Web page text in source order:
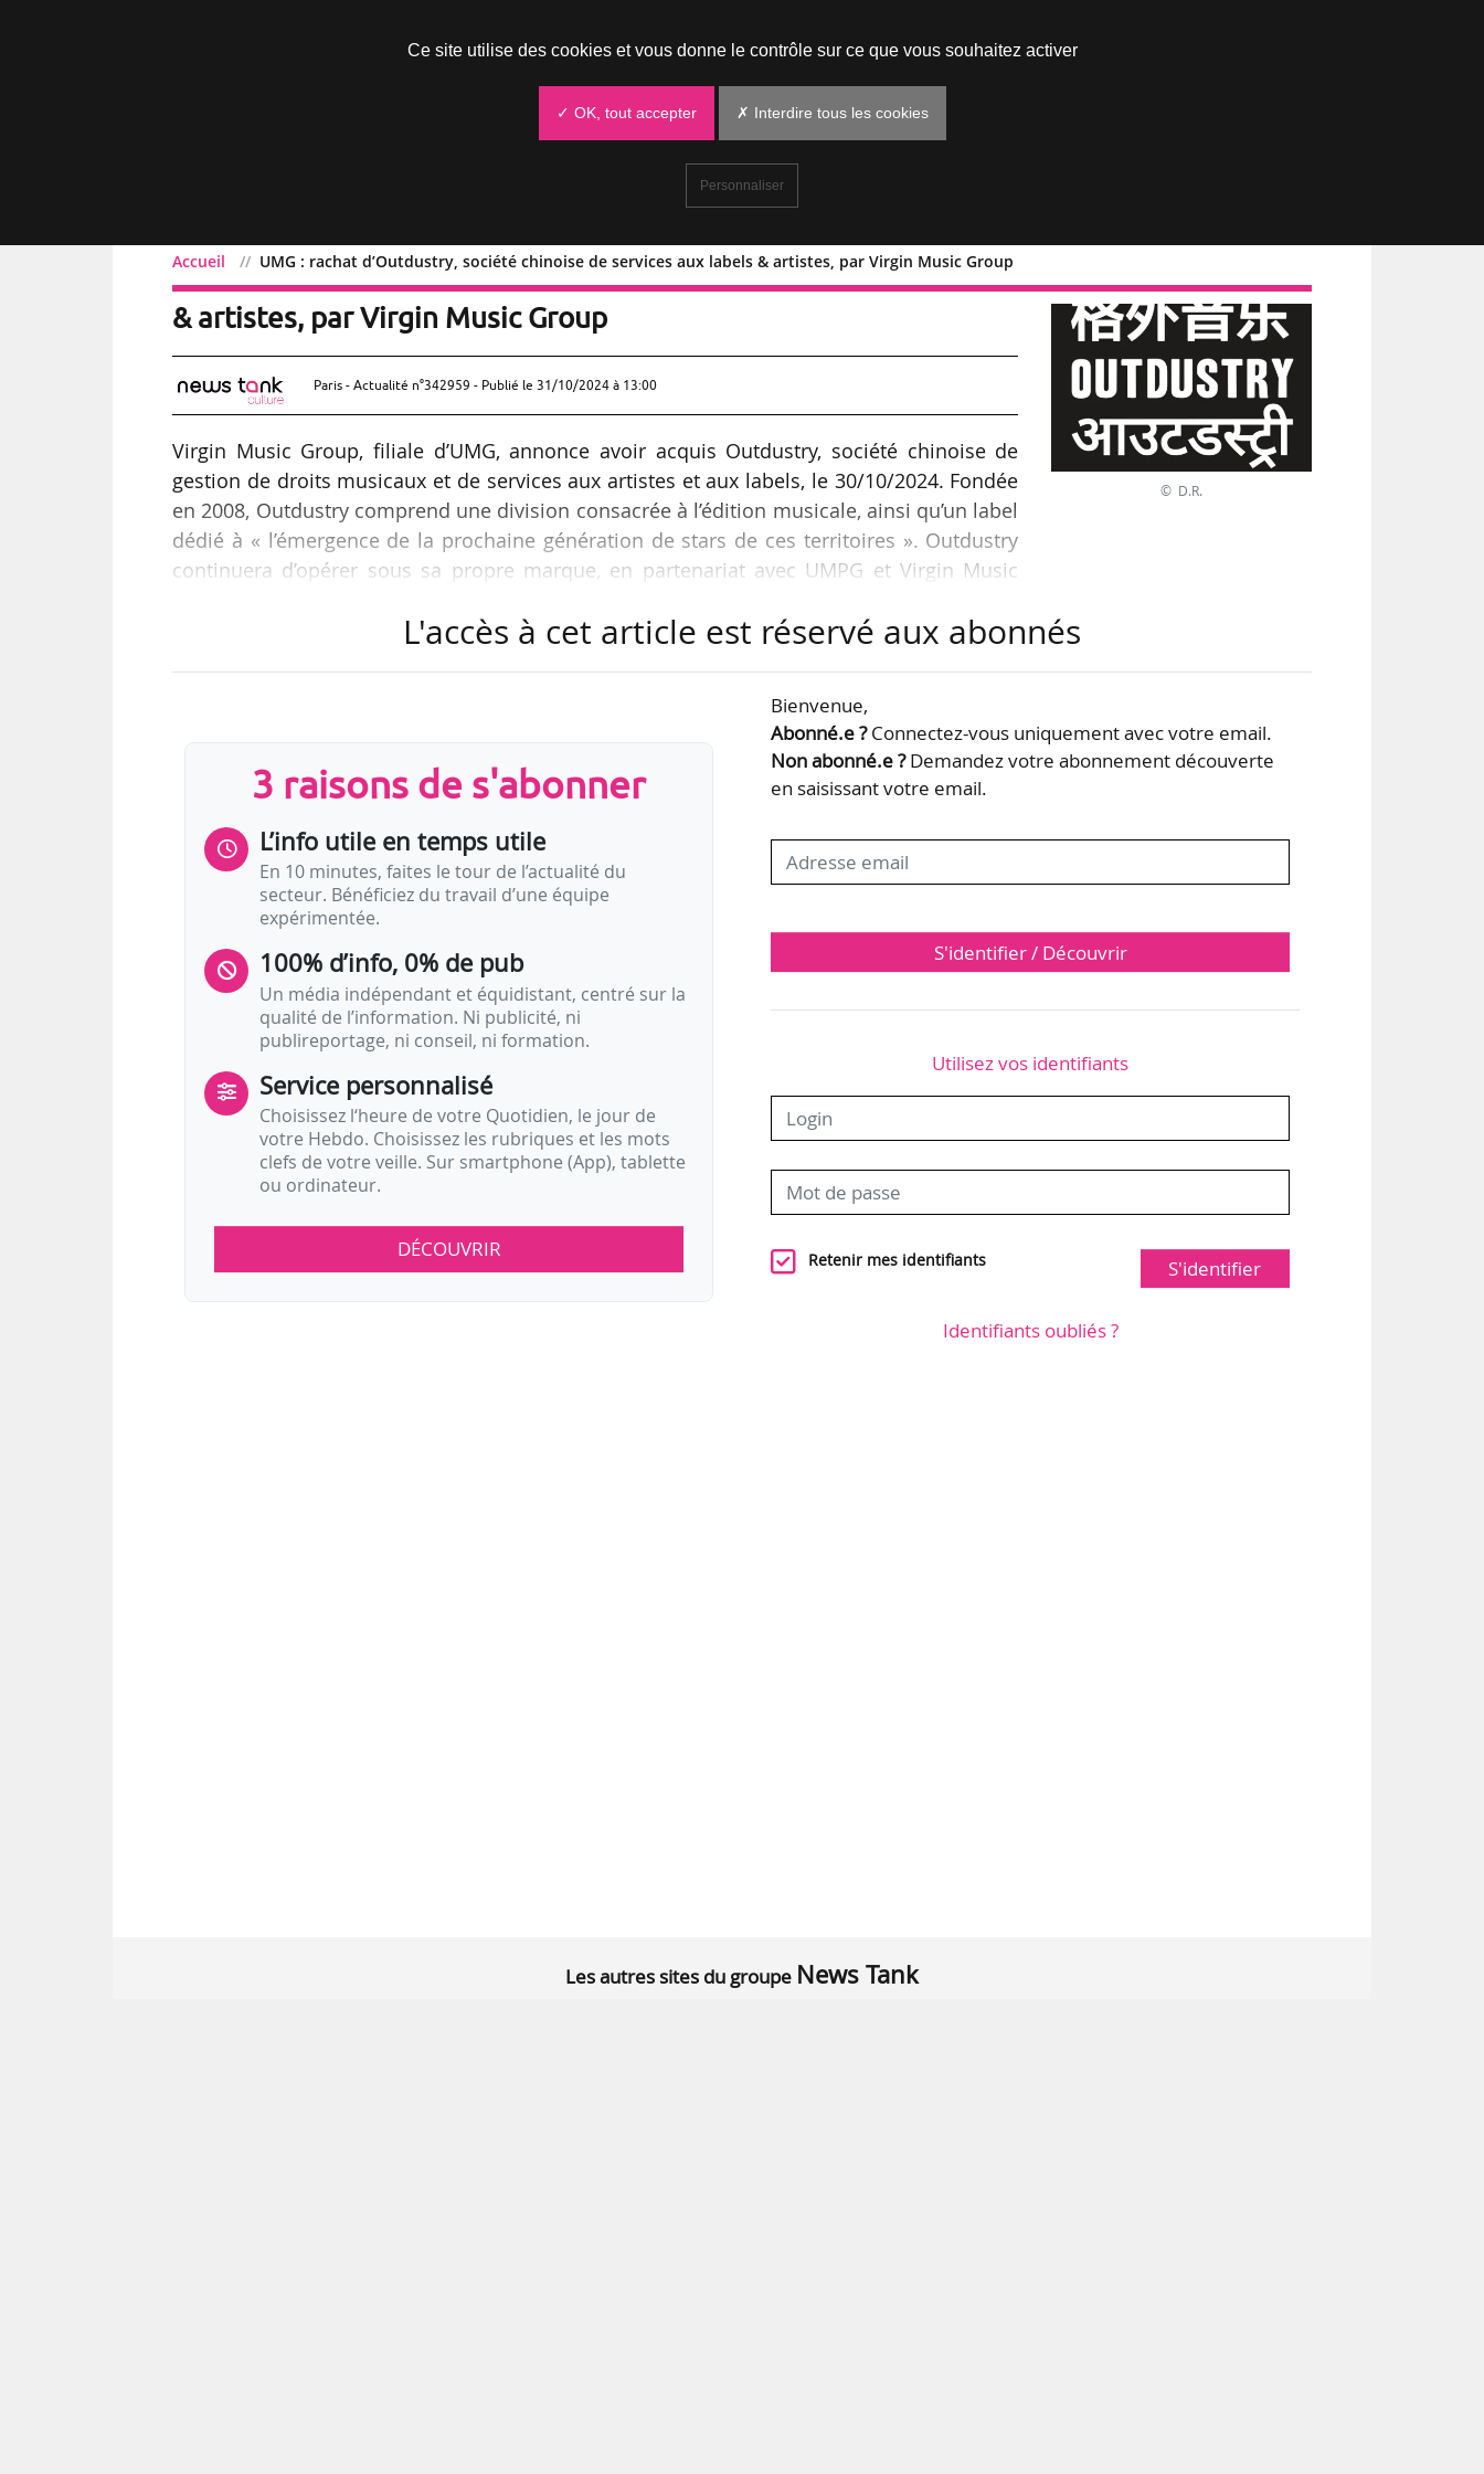
Accueil UMG : rachat d’Outdustry, société chinoise de services aux labels & artistes, par Virgin Music Group
UMG : rachat d’Outdustry, société chinoise de services aux labels
& artistes, par Virgin Music Group
Paris - Actualité n°342959 - Publié le 31/10/2024 à 13:00
Virgin Music Group, filiale d’UMG, annonce avoir acquis Outdustry, société chinoise de
gestion de droits musicaux et de services aux artistes et aux labels, le 30/10/2024. Fondée
en 2008, Outdustry comprend une division consacrée à l’édition musicale, ainsi qu’un label
dédié à « l’émergence de la prochaine génération de stars de ces territoires ». Outdustry
continuera d’opérer sous sa propre marque, en partenariat avec UMPG et Virgin Music
Group. Il sera placé sous la responsabilité de JT Myers et Nat Pastor, codirecteurs du
groupe, et travaillera en collaboration avec Michael Roe, DG de Virgin Music…
© D.R.
L'accès à cet article est réservé aux abonnés
3 raisons de s'abonner
L’info utile en temps utile
En 10 minutes, faites le tour de l’actualité du
secteur. Bénéficiez du travail d’une équipe
expérimentée.
100% d’info, 0% de pub
Un média indépendant et équidistant, centré sur la
qualité de l’information. Ni publicité, ni
publireportage, ni conseil, ni formation.
Service personnalisé
Choisissez l‘heure de votre Quotidien, le jour de
votre Hebdo. Choisissez les rubriques et les mots
clefs de votre veille. Sur smartphone (App), tablette
ou ordinateur.
DÉCOUVRIR
Bienvenue,
Abonné.e ?Connectez-vous uniquement avec votre email.
Non abonné.e ?Demandez votre abonnement découverte
en saisissant votre email.
S'identifier / Découvrir
Utilisez vos identifiants
Retenir mes identifiants S'identifier
Identifiants oubliés ?
Les autres sites du groupe News Tank
Ce site utilise des cookies et vous donne le contrôle sur ce que vous souhaitez activer
✓ OK, tout accepter ✗ Interdire tous les cookies
Personnaliser